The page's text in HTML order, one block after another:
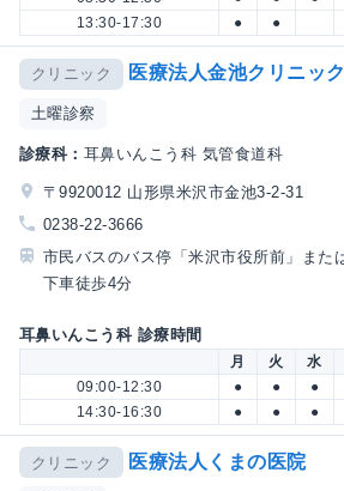
13:30-17:30
● ●
クリニック 医療法人金池クリニック
土曜診察
診療科： 耳鼻いんこう科 気管食道科
〒9920012 山形県米沢市金池3-2-31
0238-22-3666
市民バスのバス停「米沢市役所前」また
下車徒歩4分
耳鼻いんこう科 診療時間
月 火 水
09:00-12:30
● ● ●
14:30-16:30
● ● ●
クリニック 医療法人くまの医院